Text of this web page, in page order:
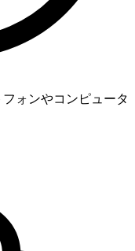
ォンやコンピュータ